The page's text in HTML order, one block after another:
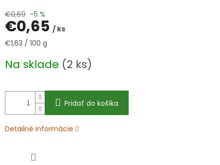
€0,69 –5 %
€0,65 / ks
Jednotková
€1,63 / 100 g
Na sklade (2 ks)
Pridať do košíka
Detailné informácie